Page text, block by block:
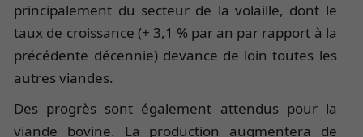
principalement du secteur de la volaille, dont le
taux de croissance (+ 3,1 % par an par rapport à la
précédente décennie) devance de loin toutes les
autres viandes.
Des progrès sont également attendus pour la
viande bovine. La production augmentera de